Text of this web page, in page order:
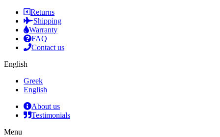
Returns
Shipping
Warranty
FAQ
Contact us
English
Greek
English
About us
Testimonials
Menu